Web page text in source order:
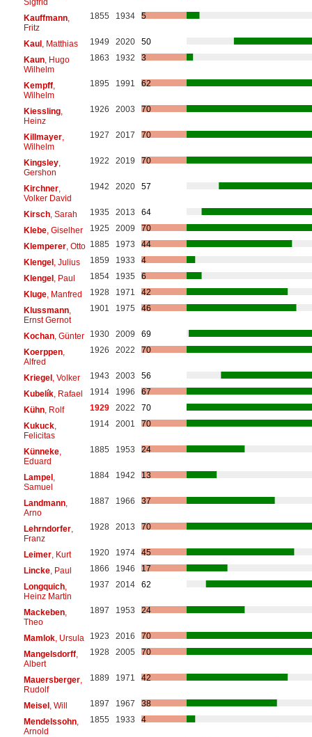
Kauffmann,
Fritz
1855 1934 5
Kaul, Matthias 1949 2020
50
Kaun, Hugo
Wilhelm
1863 1932 3
Kempff,
Wilhelm
1895 1991 62
Kiessling,
Heinz
1926 2003 70
Killmayer,
Wilhelm
1927 2017 70
Kingsley,
Gershon
1922 2019 70
Kirchner,
Volker David
1942 2020 57
Kirsch, Sarah 1935 2013
64
Klebe, Giselher 1925 2009
70
Klemperer, Otto 1885 1973
44
Klengel, Julius 1859 1933
4
Klengel, Paul 1854 1935
6
Kluge, Manfred 1928 1971
42
Klussmann,
Ernst Gernot
1901 1975 46
Kochan, Günter 1930 2009
69
Koerppen,
Alfred
1926 2022 70
Kriegel, Volker 1943 2003
56
Kubelík, Rafael 1914 1996
67
Kühn, Rolf 1929 2022
70
Kukuck,
Felicitas
1914 2001 70
Künneke,
Eduard
1885 1953 24
Lampel,
Samuel
1884 1942 13
Landmann,
Arno
1887 1966 37
Lehrndorfer,
Franz
1928 2013 70
Leimer, Kurt 1920 1974
45
Lincke, Paul 1866 1946
17
Longquich,
Heinz Martin
1937 2014 62
Mackeben,
Theo
1897 1953 24
Mamlok, Ursula 1923 2016
70
Mangelsdorff,
Albert
1928 2005 70
Mauersberger,
Rudolf
1889 1971 42
Meisel, Will 1897 1967
38
Mendelssohn,
Arnold
1855 1933 4